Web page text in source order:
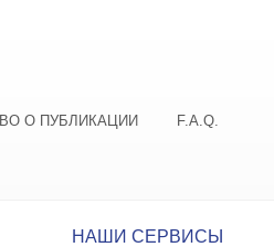
О ПУБЛИКАЦИИ F.A.Q.
НАШИ СЕРВИСЫ